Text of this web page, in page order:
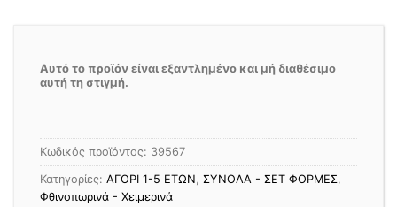
Αυτό το προϊόν είναι εξαντλημένο και μή διαθέσιμο
αυτή τη στιγμή.
Κωδικός προϊόντος: 39567
Κατηγορίες: ΑΓΟΡΙ 1-5 ΕΤΩΝ, ΣΥΝΟΛΑ - ΣΕΤ ΦΟΡΜΕΣ,
Φθινοπωρινά - Χειμερινά